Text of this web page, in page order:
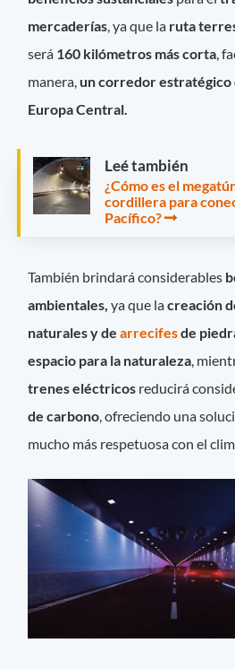
mercaderías, ya que la ruta
será 160 kilómetros más corta,
manera, un corredor estratégico
Europa Central.
Leé también
¿Cómo es el
cordillera para
Pacífico?
También brindará considerables
ambientales, ya que lacreación
naturales y dearrecifesde
espacio para la naturaleza ,
trenes eléctricos reducirá
de carbono , ofreciendo una
mucho más respetuosa con el